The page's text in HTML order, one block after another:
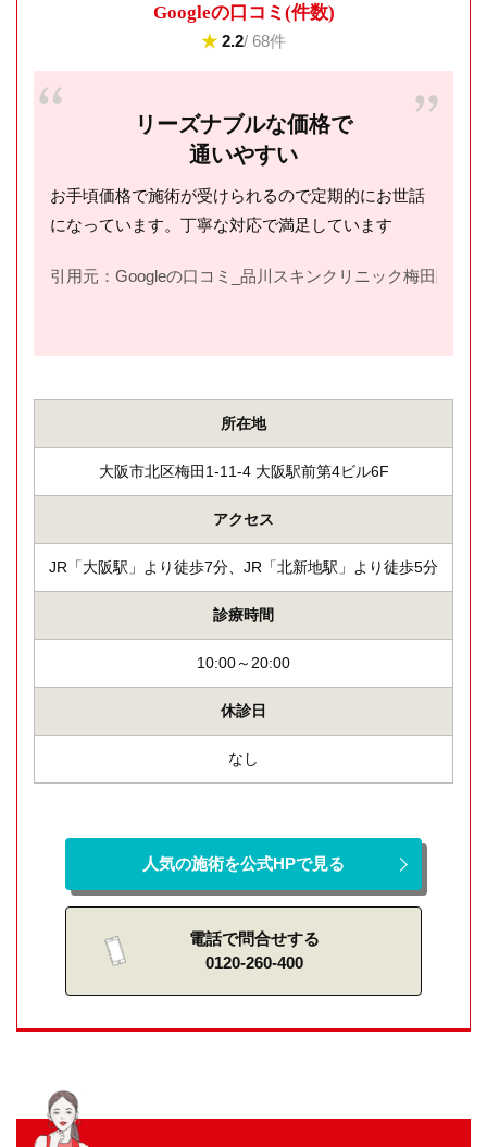
Googleの⼝コミ(件数)
★ 2.2/ 68件
リーズナブルな価格で
通いやすい
お手頃価格で施術が受けられるので定期的にお世話
になっています。丁寧な対応で満足しています
引用元：Googleの口コミ_品川スキンクリニック梅田院(
所在地
大阪市北区梅田1-11-4 大阪駅前第4ビル6F
アクセス
JR「大阪駅」より徒歩7分、JR「北新地駅」より徒歩5分
診療時間
10:00～20:00
休診日
なし
人気の施術を公式HPで見る
電話で問合せする
0120-260-400